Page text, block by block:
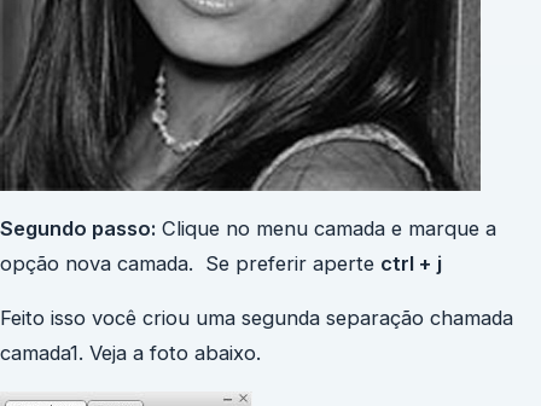
Segundo passo: Clique no menu camada e marque a
opção nova camada. Se preferir aperte ctrl + j
Feito isso você criou uma segunda separação chamada
camada1. Veja a foto abaixo.